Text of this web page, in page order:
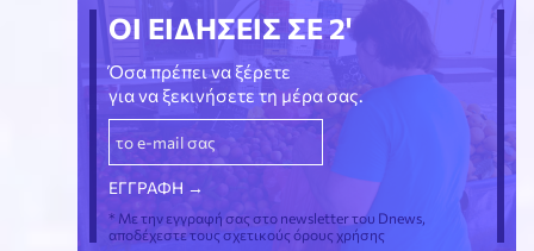
ΟΙ ΕΙΔΗΣΕΙΣ ΣΕ 2'
Όσα πρέπει να ξέρετε
για να ξεκινήσετε τη μέρα σας.
* Με την εγγραφή σας στο newsletter του Dnews,
αποδέχεστε τους σχετικούς όρους χρήσης